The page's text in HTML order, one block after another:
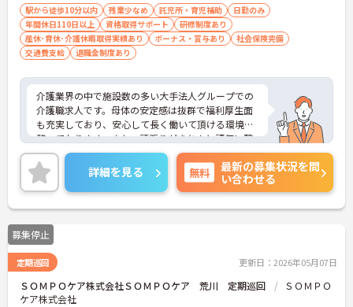
駅から徒歩10分以内 残業少なめ 託児所・育児補助
日勤のみ
年間休日110日以上
資格取得サポート
研修制度あり
産休･育休･介護休暇取得実績あり
ボーナス・賞与あり
社会保険完備
交通費支給
退職金制度あり
介護業界の中で施設数の多い大手法人グループでの
介護職求人です。母体の安定感は抜群で福利厚生面
も充実しており、安心して長く働いて頂ける環境は
整っております。また、頑張りがきちんと評価に繋
がり、16段階のキャリアパス制度で年収500万円以
上の高給与も期待できます。ご興味のある方はぜひ
お気軽にお問い合わせください。
詳細を見る 無料
最新の募集状況を問
い合わせる
募集停止
定期巡回 更新日：2026年05月07日
ＳＯＭＰＯケア株式会社ＳＯＭＰＯケア 荒川 定期巡回
ＳＯＭＰＯ
ケア株式会社